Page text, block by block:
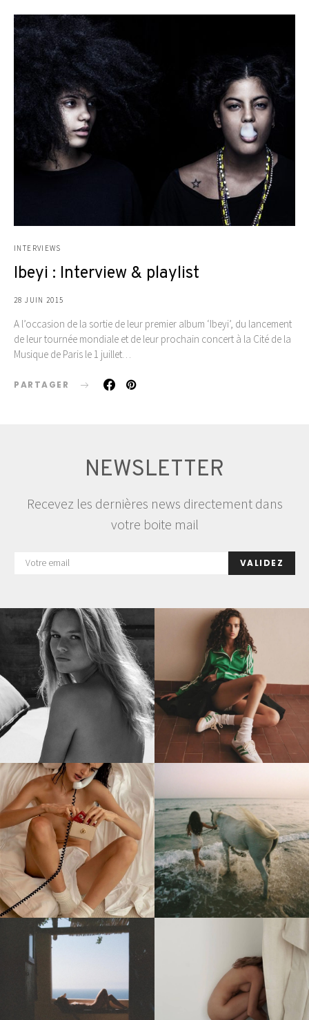
INTERVIEWS
Ibeyi : Interview & playlist
28 JUIN 2015
A l’occasion de la sortie de leur premier album ‘Ibeyi’, du lancement
de leur tournée mondiale et de leur prochain concert à la Cité de la
Musique de Paris le 1 juillet…
PARTAGER
NEWSLETTER
Recevez les dernières news directement dans
votre boite mail
VALIDEZ